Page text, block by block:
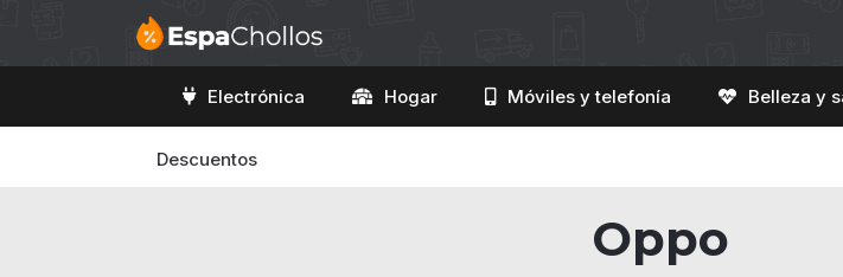
Electrónica Hogar Móviles y telefonía Belleza y
Descuentos
Oppo